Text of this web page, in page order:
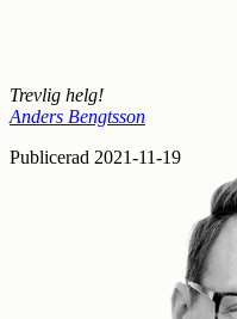
Trevlig helg!
Anders Bengtsson
Publicerad 2021-11-19